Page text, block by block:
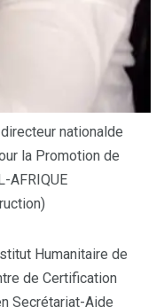
nationalde
la Promotion de
AFRIQUE
Humanitaire de
de Certification
Secrétariat-Aide